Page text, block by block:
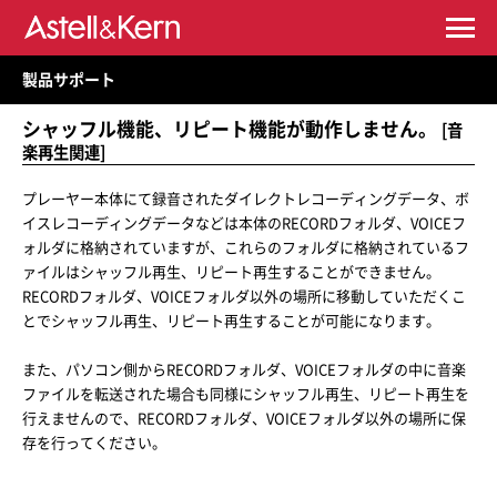
製品サポート
シャッフル機能、リピート機能が動作しません。
[音
楽再生関連]
プレーヤー本体にて録音されたダイレクトレコーディングデータ、ボ
イスレコーディングデータなどは本体のRECORDフォルダ、VOICEフ
ォルダに格納されていますが、これらのフォルダに格納されているフ
ァイルはシャッフル再生、リピート再生することができません。
RECORDフォルダ、VOICEフォルダ以外の場所に移動していただくこ
とでシャッフル再生、リピート再生することが可能になります。
また、パソコン側からRECORDフォルダ、VOICEフォルダの中に音楽
ファイルを転送された場合も同様にシャッフル再生、リピート再生を
行えませんので、RECORDフォルダ、VOICEフォルダ以外の場所に保
存を行ってください。